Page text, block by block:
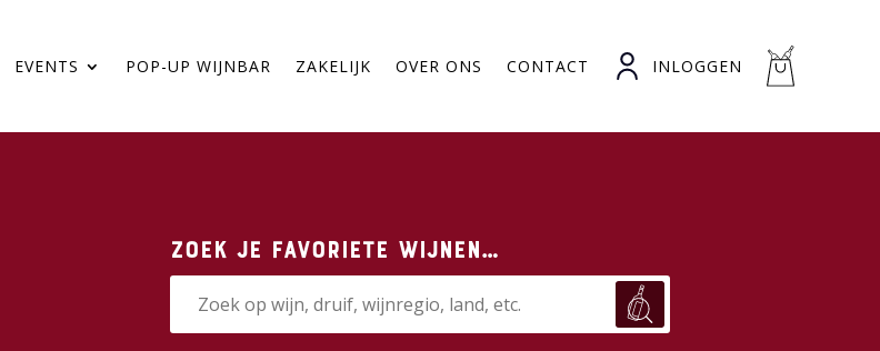
EVENTS POP-UP WIJNBAR ZAKELIJK OVER ONS CONTACT INLOGGEN
Zoek je favoriete wijnen…